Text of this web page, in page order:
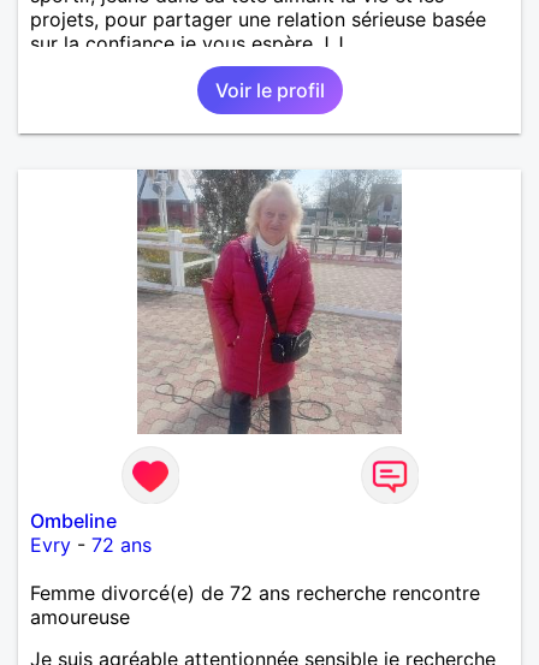
projets, pour partager une relation sérieuse basée
sur la confiance je vous espère J.J
Voir le profil
Ombeline
Evry - 72 ans
Femme divorcé(e) de 72 ans recherche rencontre
amoureuse
Je suis agréable attentionnée sensible je recherche